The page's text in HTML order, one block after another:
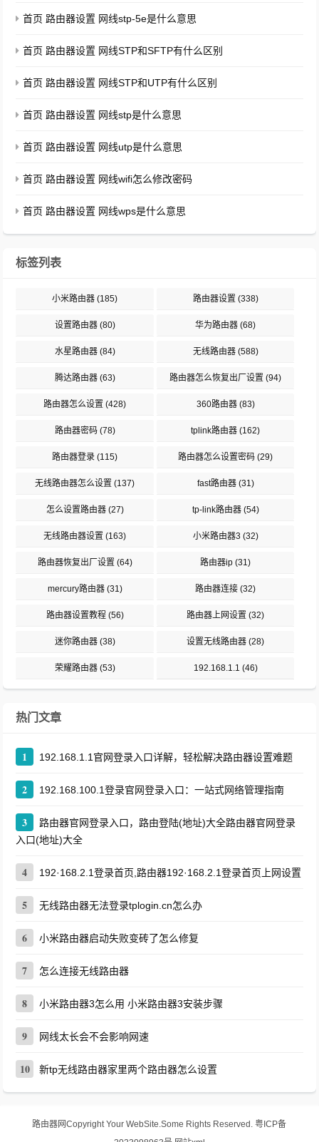
首页 路由器设置 网线stp-5e是什么意思
首页 路由器设置 网线STP和SFTP有什么区别
首页 路由器设置 网线STP和UTP有什么区别
首页 路由器设置 网线stp是什么意思
首页 路由器设置 网线utp是什么意思
首页 路由器设置 网线wifi怎么修改密码
首页 路由器设置 网线wps是什么意思
标签列表
小米路由器 (185) 路由器设置 (338)
设置路由器(80) 华为路由器 (68)
水星路由器(84) 无线路由器(588)
腾达路由器(63) 路由器怎么恢复出厂设置 (94)
路由器怎么设置 (428) 360路由器(83)
路由器密码(78) tplink路由器 (162)
路由器登录 (115) 路由器怎么设置密码 (29)
无线路由器怎么设置 (137) fast路由器(31)
怎么设置路由器(27) tp-link路由器(54)
无线路由器设置 (163) 小米路由器3 (32)
路由器恢复出厂设置 (64) 路由器ip (31)
mercury路由器(31) 路由器连接 (32)
路由器设置教程(56) 路由器上网设置 (32)
迷你路由器(38) 设置无线路由器 (28)
荣耀路由器(53) 192.168.1.1 (46)
热门文章
1 192.168.1.1官网登录入口详解，轻松解决路由器设置难题
2 192.168.100.1登录官网登录入口：一站式网络管理指南
3
路由器官网登录入口，路由登陆(地址)大全路由器官网登录
入口(地址)大全
4 192·168.2.1登录首页,路由器192·168.2.1登录首页上网设置
5 无线路由器无法登录tplogin.cn怎么办
6 小米路由器启动失败变砖了怎么修复
7 怎么连接无线路由器
8 小米路由器3怎么用 小米路由器3安装步骤
9 网线太长会不会影响网速
10 新tp无线路由器家里两个路由器怎么设置
路由器网Copyright Your WebSite.Some Rights Reserved. 粤ICP备